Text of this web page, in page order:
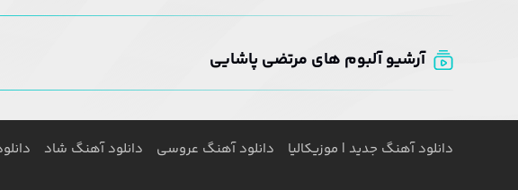
آرشیو آلبوم های مرتضی پاشایی
دانلود آهنگ جدید | موزیکالیا دانلود آهنگ عروسی دانلود آهنگ شاد